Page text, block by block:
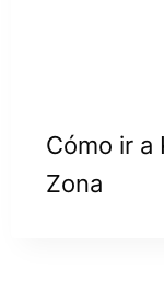
Cómo ir a
Zona